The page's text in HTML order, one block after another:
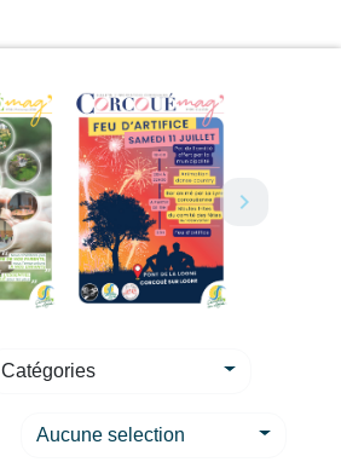
Catégories
Aucune selection